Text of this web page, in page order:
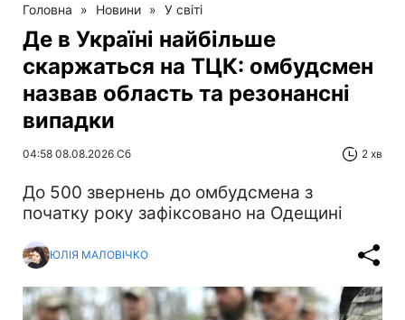
Головна » Новини » У світі
Де в Україні найбільше
скаржаться на ТЦК: омбудсмен
назвав область та резонансні
випадки
04:58 08.08.2026 Сб 2 хв
До 500 звернень до омбудсмена з
початку року зафіксовано на Одещині
ЮЛІЯ МАЛОВІЧКО